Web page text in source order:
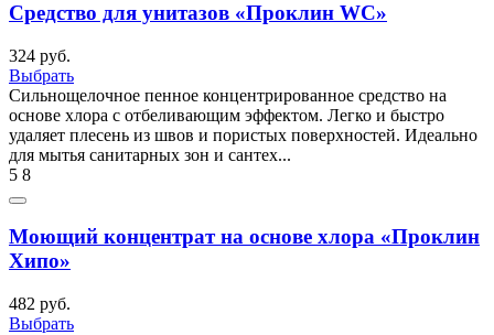
Средство для унитазов «Проклин WC»
324 руб.
Выбрать
Сильнощелочное пенное концентрированное средство на
основе хлора с отбеливающим эффектом. Легко и быстро
удаляет плесень из швов и пористых поверхностей. Идеально
для мытья санитарных зон и сантех...
5 8
Моющий концентрат на основе хлора «Проклин
Хипо»
482 руб.
Выбрать